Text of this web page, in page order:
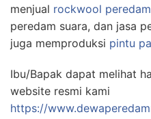
menjual rockwool
peredam suara, dan jasa
juga memproduksi pintu
Ibu/Bapak dapat melihat
website resmi kami
https://